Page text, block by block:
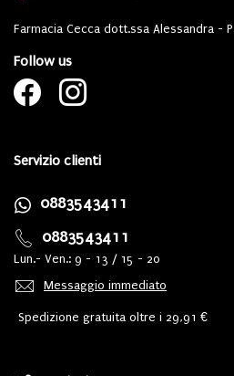
Farmacia Cecca dott.ssa Alessandra -
Follow us
Servizio clienti
0883543411
0883543411
Lun.- Ven.: 9 - 13 / 15 - 20
Messaggio immediato
Spedizione gratuita oltre i 29,91 €